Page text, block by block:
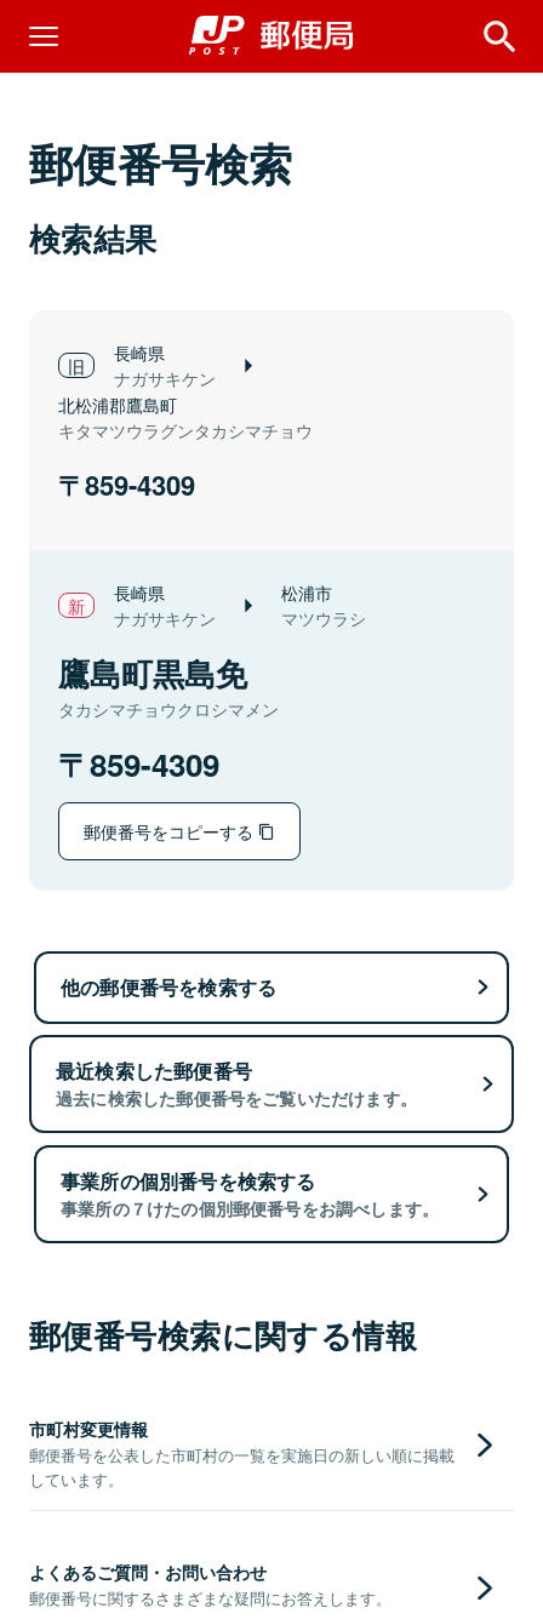
郵便番号検索
検索結果
長崎県
ナガサキケン
北松浦郡鷹島町
キタマツウラグンタカシマチョウ
859-4309
長崎県
ナガサキケン
松浦市
マツウラシ
鷹島町黒島免
タカシマチョウクロシマメン
859-4309
郵便番号をコピーする
他の郵便番号を検索する
最近検索した郵便番号
過去に検索した郵便番号をご覧いただけます。
事業所の個別番号を検索する
事業所の７けたの個別郵便番号をお調べします。
郵便番号検索に関する情報
市町村変更情報
郵便番号を公表した市町村の一覧を実施日の新しい順に掲載
しています。
よくあるご質問・お問い合わせ
郵便番号に関するさまざまな疑問にお答えします。